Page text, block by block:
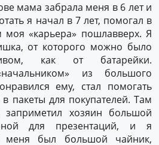
мама забрала меня в 6 лет и
я начал в 7 лет, помогал в
«карьера» пошлавверх. Я
от которого можно было
как от батарейки.
из большого
ему, стал помогать
пакеты для покупателей. Там
хозяин большой
для презентаций, и я
меня был большой чайник,